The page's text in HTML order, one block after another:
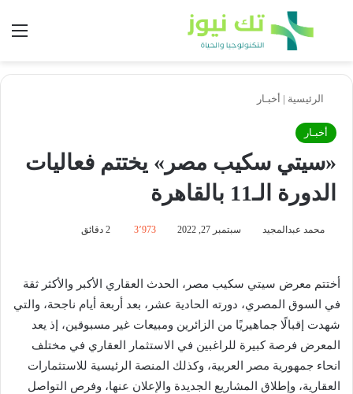
بحث عن
الرئيسية | أخبـار
أخبـار
«سيتي سكيب مصر» يختتم فعاليات
الدورة الـ11 بالقاهرة
محمد عبدالمجيد سبتمبر 27, 2022 3٬973
أختتم معرض سيتي سكيب مصر، الحدث العقاري الأكبر والأكثر ثقة
في السوق المصري، دورته الحادية عشر، بعد أربعة أيام ناجحة، والتي
شهدت إقبالًا جماهيريًا من الزائرين ومبيعات غير مسبوقين، إذ يعد
المعرض فرصة كبيرة للراغبين في الاستثمار العقاري في مختلف
انحاء جمهورية مصر العربية، وكذلك المنصة الرئيسية للاستثمارات
العقارية، وإطلاق المشاريع الجديدة والإعلان عنها، وفرص التواصل